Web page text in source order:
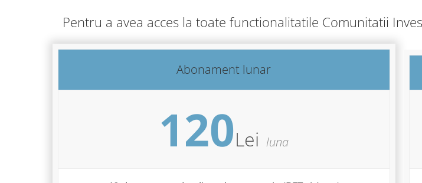
Pentru a avea acces la toate functionalitatile Comunitatii
Abonament lunar
120Lei luna